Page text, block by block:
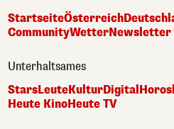
StartseiteÖsterreich
CommunityWetterNewsletter
Unterhaltsames
StarsLeuteKulturDigital
Heute KinoHeute TV